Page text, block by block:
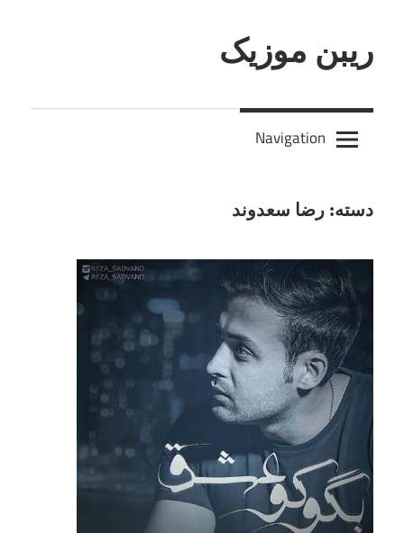
content
ریبن موزیک
mp3
جدید
Navigation
دسته: رضا سعدوند